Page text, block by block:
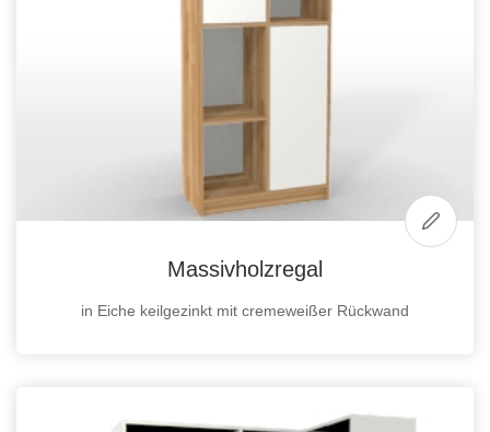
Massivholzregal
in Eiche keilgezinkt mit cremeweißer Rückwand